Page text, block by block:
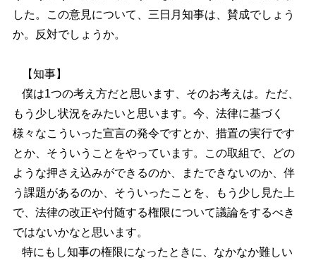
した。この意見について、三日月知事は、賛成でしょう
か。反対でしょうか。
【知事】
僕は1つの考え方だと思います、そのお考えは。ただ、
もう少し状況をみたいと思います。今、法律に基づく
様々なこういった宣言の発令ですとか、措置の実行です
とか、そういうことをやっています。この取組で、どの
ような押さえ込みができるのか、またできないのか、伴
う課題があるのか、そういったことを、もう少し見た上
で、法律の改正や付随する権限について議論をするべき
ではないかなと思います。
特にもし知事の権限になったときに、なかなか難しい